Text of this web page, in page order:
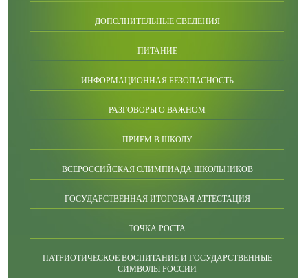
ДОПОЛНИТЕЛЬНЫЕ СВЕДЕНИЯ
ПИТАНИЕ
ИНФОРМАЦИОННАЯ БЕЗОПАСНОСТЬ
РАЗГОВОРЫ О ВАЖНОМ
ПРИЕМ В ШКОЛУ
ВСЕРОССИЙСКАЯ ОЛИМПИАДА ШКОЛЬНИКОВ
ГОСУДАРСТВЕННАЯ ИТОГОВАЯ АТТЕСТАЦИЯ
ТОЧКА РОСТА
ПАТРИОТИЧЕСКОЕ ВОСПИТАНИЕ И ГОСУДАРСТВЕННЫЕ
СИМВОЛЫ РОССИИ